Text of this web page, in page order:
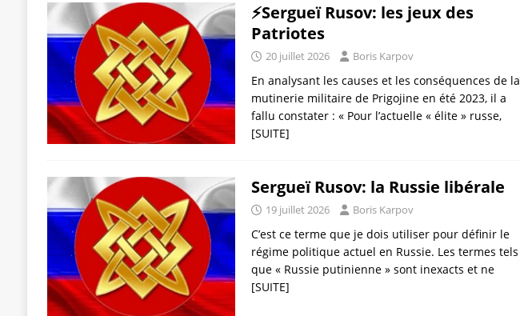
⚡️Sergueï Rusov: les jeux des
Patriotes
20 juillet 2026 Boris Karpov
En analysant les causes et les conséquences de la
mutinerie militaire de Prigojine en été 2023, il a
fallu constater : « Pour l’actuelle « élite » russe,
[SUITE]
Sergueï Rusov: la Russie libérale
19 juillet 2026 Boris Karpov
C’est ce terme que je dois utiliser pour définir le
régime politique actuel en Russie. Les termes tels
que « Russie putinienne » sont inexacts et ne
[SUITE]